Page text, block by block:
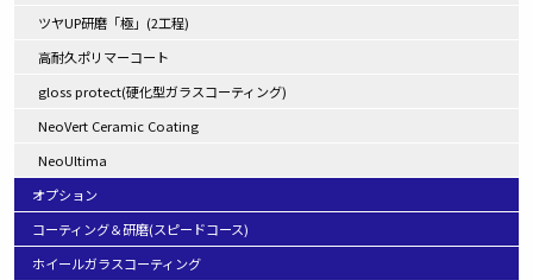
ツヤUP研磨「極」(2工程)
高耐久ポリマーコート
gloss protect(硬化型ガラスコーティング)
NeoVert Ceramic Coating
NeoUltima
オプション
コーティング＆研磨(スピードコース)
ホイールガラスコーティング